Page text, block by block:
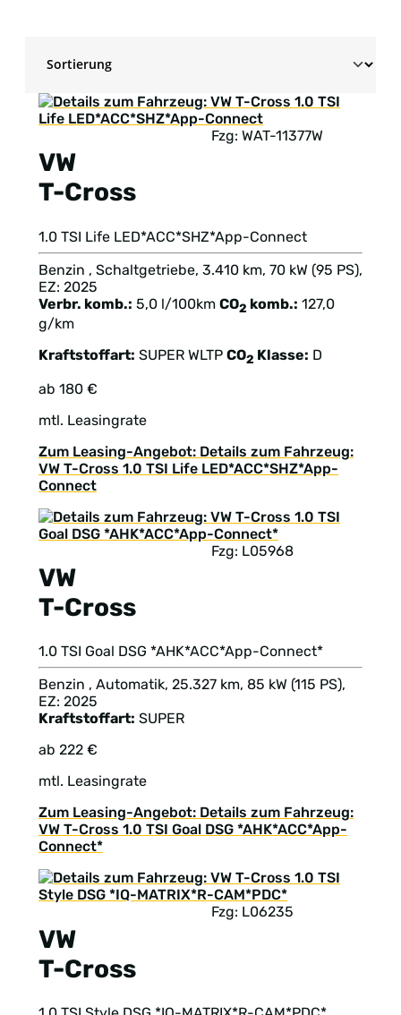
VW
T-Cross
Fzg: WAT-11377W
1.0 TSI Life LED*ACC*SHZ*App-Connect
Benzin , Schaltgetriebe, 3.410 km, 70 kW (95 PS),
EZ: 2025
Verbr. komb.: 5,0 l/100km CO2 komb.: 127,0
g/km
Kraftstoffart: SUPER WLTP CO2 Klasse: D
ab 180 €
mtl. Leasingrate
Zum Leasing-Angebot: Details zum Fahrzeug:
VW T-Cross 1.0 TSI Life LED*ACC*SHZ*App-
Connect
VW
T-Cross
Fzg: L05968
1.0 TSI Goal DSG *AHK*ACC*App-Connect*
Benzin , Automatik, 25.327 km, 85 kW (115 PS),
EZ: 2025
Kraftstoffart: SUPER
ab 222 €
mtl. Leasingrate
Zum Leasing-Angebot: Details zum Fahrzeug:
VW T-Cross 1.0 TSI Goal DSG *AHK*ACC*App-
Connect*
VW
T-Cross
Fzg: L06235